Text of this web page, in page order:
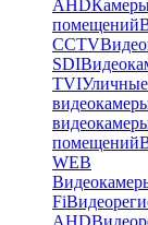
AHD
помещений
CCTV
SDI
TVI
помещений
WEB
Fi
AHD